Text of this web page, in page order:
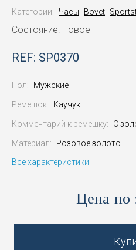
Категории: Часы Bovet
Состояние: Новое
REF: SP0370
Пол: Мужские
Ремешок: Каучук
Комментарий к ремешку: С
Материал:
Розовое золото
Все характеристики
Цена по